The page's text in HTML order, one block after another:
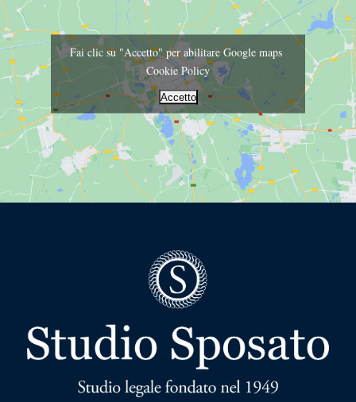
Fai clic su "Accetto" per abilitare Google maps
Cookie Policy
Accetto